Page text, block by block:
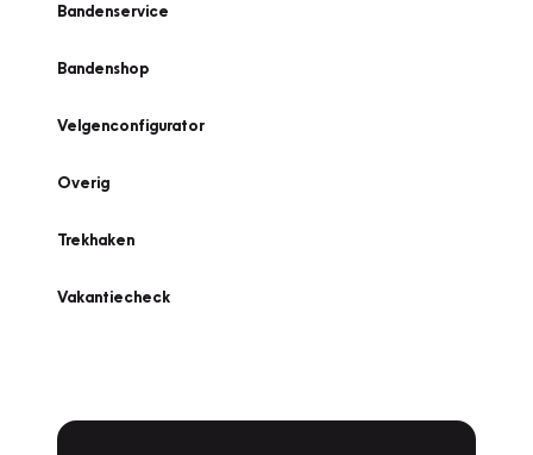
Bandenservice
Bandenshop
Velgenconfigurator
Overig
Trekhaken
Vakantiecheck